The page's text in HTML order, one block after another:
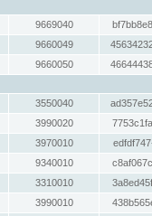
9669040
9660049
9660050
3550040
3990020
3970010
9340010
3310010
3990010